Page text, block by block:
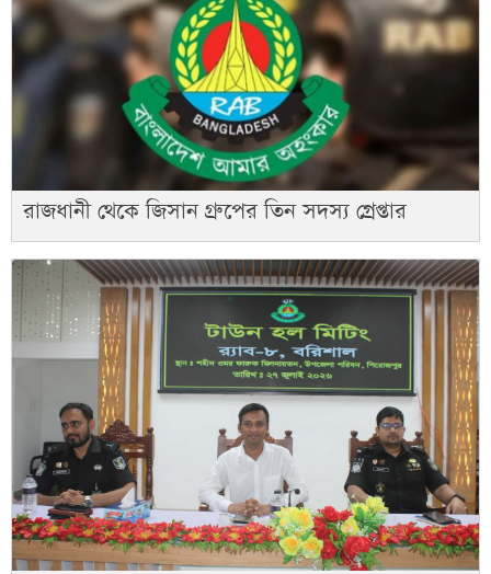
রাজধানী থেকে জিসান গ্রুপের তিন সদস্য গ্রেপ্তার